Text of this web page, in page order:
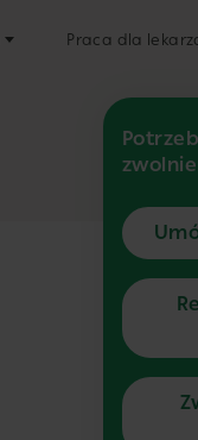
Praca dla